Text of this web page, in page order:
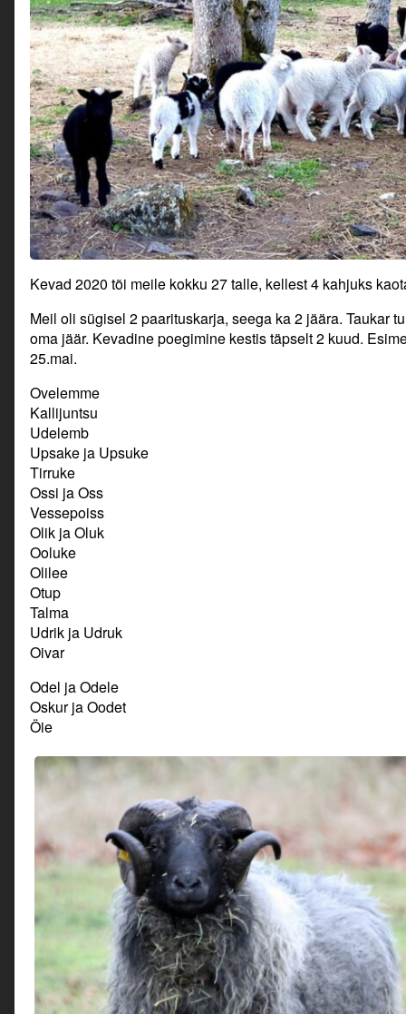
Kevad 2020 tõi meile kokku 27 talle, kellest 4 kahjuks
Meil oli sügisel 2 paarituskarja, seega ka 2 jäära. Taukar
oma jäär. Kevadine poegimine kestis täpselt 2 kuud.
25.mai.
Ovelemme
Kallijuntsu
Udelemb
Upsake ja Upsuke
Tirruke
Ossi ja Oss
Vessepoiss
Olik ja Oluk
Ooluke
Olilee
Otup
Talma
Udrik ja Udruk
Oivar
Odel ja Odele
Oskur ja Oodet
Öie